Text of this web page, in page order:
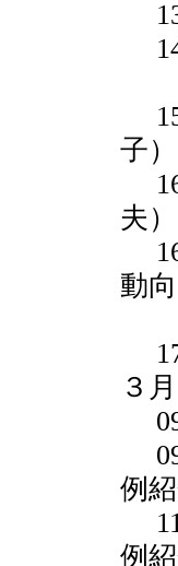
13
14
(
15
子）
16
夫）
16
動
(
17
３
09
09
例
11
例